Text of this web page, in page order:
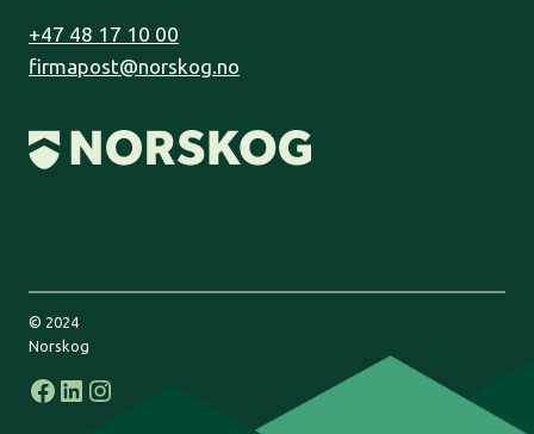
+47 48 17 10 00
firmapost@norskog.no
© 2024
Norskog
Facebook
LinkedIn
Instagram